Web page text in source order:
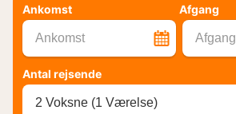
Ankomst Afgang
Ankomst Afgang
Antal rejsende
2 Voksne (1 Værelse)